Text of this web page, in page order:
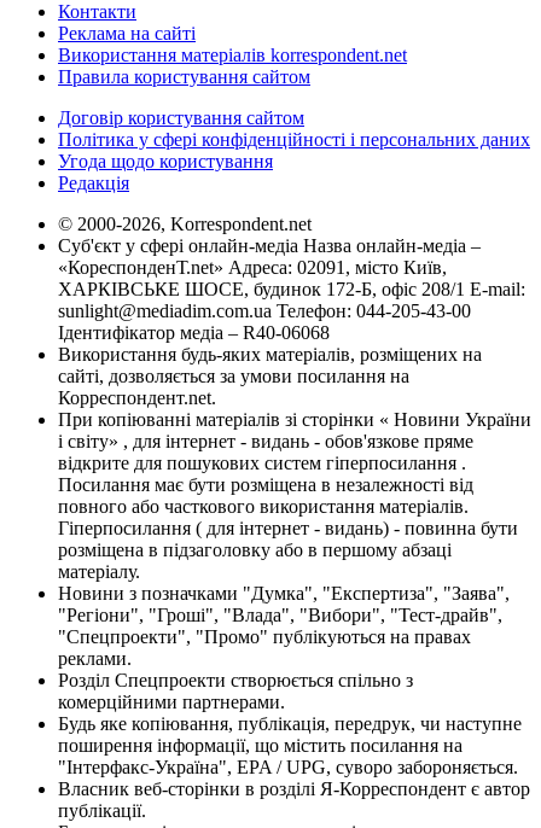
Контакти
Реклама на сайті
Використання матеріалів korrespondent.net
Правила користування сайтом
Договір користування сайтом
Політика у сфері конфіденційності і персональних даних
Угода щодо користування
Редакція
© 2000-2026, Korrespondent.net
Суб'єкт у сфері онлайн-медіа Назва онлайн-медіа –
«КореспонденТ.net» Адреса: 02091, місто Київ,
ХАРКІВСЬКЕ ШОСЕ, будинок 172-Б, офіс 208/1 E-mail:
sunlight@mediadim.com.ua Телефон: 044-205-43-00
Ідентифікатор медіа – R40-06068
Використання будь-яких матеріалів, розміщених на
сайті, дозволяється за умови посилання на
Корреспондент.net.
При копіюванні матеріалів зі сторінки « Новини України
і світу» , для інтернет - видань - обов'язкове пряме
відкрите для пошукових систем гіперпосилання .
Посилання має бути розміщена в незалежності від
повного або часткового використання матеріалів.
Гіперпосилання ( для інтернет - видань) - повинна бути
розміщена в підзаголовку або в першому абзаці
матеріалу.
Новини з позначками "Думка", "Експертиза", "Заява",
"Регіони", "Гроші", "Влада", "Вибори", "Тест-драйв",
"Спецпроекти", "Промо" публікуються на правах
реклами.
Розділ Спецпроекти створюється спільно з
комерційними партнерами.
Будь яке копіювання, публікація, передрук, чи наступне
поширення інформації, що містить посилання на
"Інтерфакс-Україна", EPA / UPG, суворо забороняється.
Власник веб-сторінки в розділі Я-Корреспондент є автор
публікації.